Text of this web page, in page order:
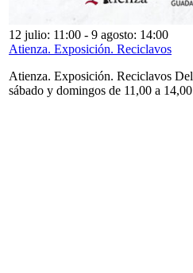
12 julio: 11:00 - 9 agosto: 14:00
Atienza. Exposición. Reciclavos
Atienza. Exposición. Reciclavos
sábado y domingos de 11,00 a